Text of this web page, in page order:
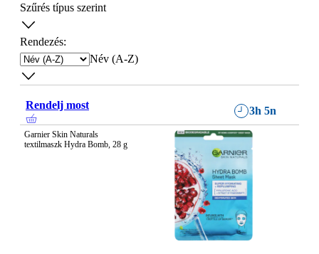
Szűrés típus szerint
Rendezés:
Név (A-Z)
Rendelj most 3h 5n
Garnier Skin Naturals
textilmaszk Hydra Bomb, 28 g